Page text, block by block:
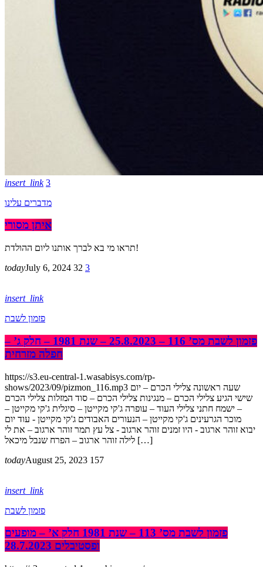
insert_link 3
מדברים עלינו
איתן מסורי
תראו מי בא לברך אותנו ליום ההולדת!
todayJuly 6, 2024 32 3
insert_link
פזמון לשבת
פזמון לשבת מס’ 116 – 25.8.2023 – שנת 1981 – חלק ג’ –
חפלה מזרחית
https://s3.eu-central-1.wasabisys.com/rp-
shows/2023/09/pizmon_116.mp3 שעה ראשונה צלילי הכרם – יום
שישי הגיע צלילי הכרם – מנגינות צלילי הכרם – סוד המזלות צלילי הכרם
– ישמח חתני צלילי העוד – עופרה ג'קי מקייטן – סיגלית ג'קי מקייטן –
מוכר הגרעינים ג'קי מקייטן – הנעורים האבודים ג'קי מקייטן - עוד יום
יבוא זוהר ארגוב - היו זמנים זוהר ארגוב - צל עץ תמר זוהר ארגוב – את לי
לילה זוהר ארגוב – הפרח שנבל מיכאל […]
todayAugust 25, 2023 157
insert_link
פזמון לשבת
פזמון לשבת מס’ 113 – שנת 1981 חלק א’ – מופעים
ופסטיבלים 28.7.2023